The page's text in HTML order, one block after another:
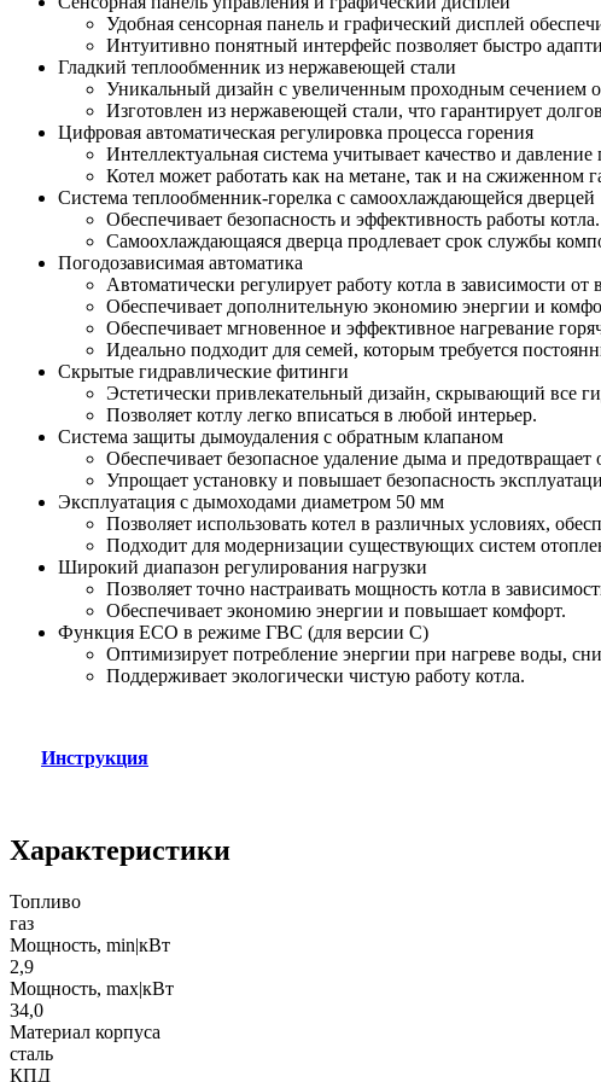
Удобная сенсорная панель и графический дисплей
Интуитивно понятный интерфейс позволяет быстро
Гладкий теплообменник из нержавеющей стали
Уникальный дизайн с увеличенным проходным сечением
Изготовлен из нержавеющей стали, что гарантирует
Цифровая автоматическая регулировка процесса горения
Интеллектуальная система учитывает качество и давление
Котел может работать как на метане, так и на сжиженном
Система теплообменник-горелка с самоохлаждающейся дверцей
Обеспечивает безопасность и эффективность работы котла.
Самоохлаждающаяся дверца продлевает срок службы
Погодозависимая автоматика
Автоматически регулирует работу котла в зависимости
Обеспечивает дополнительную экономию энергии и
Обеспечивает мгновенное и эффективное нагревание
Идеально подходит для семей, которым требуется
Скрытые гидравлические фитинги
Эстетически привлекательный дизайн, скрывающий все
Позволяет котлу легко вписаться в любой интерьер.
Система защиты дымоудаления с обратным клапаном
Обеспечивает безопасное удаление дыма и предотвращает
Упрощает установку и повышает безопасность
Эксплуатация с дымоходами диаметром 50 мм
Позволяет использовать котел в различных условиях,
Подходит для модернизации существующих систем
Широкий диапазон регулирования нагрузки
Позволяет точно настраивать мощность котла в
Обеспечивает экономию энергии и повышает комфорт.
Функция ECO в режиме ГВС (для версии C)
Оптимизирует потребление энергии при нагреве воды,
Поддерживает экологически чистую работу котла.
Инструкция
Характеристики
Топливо
газ
Мощность, min|кВт
2,9
Мощность, max|кВт
34,0
Материал корпуса
сталь
КПД